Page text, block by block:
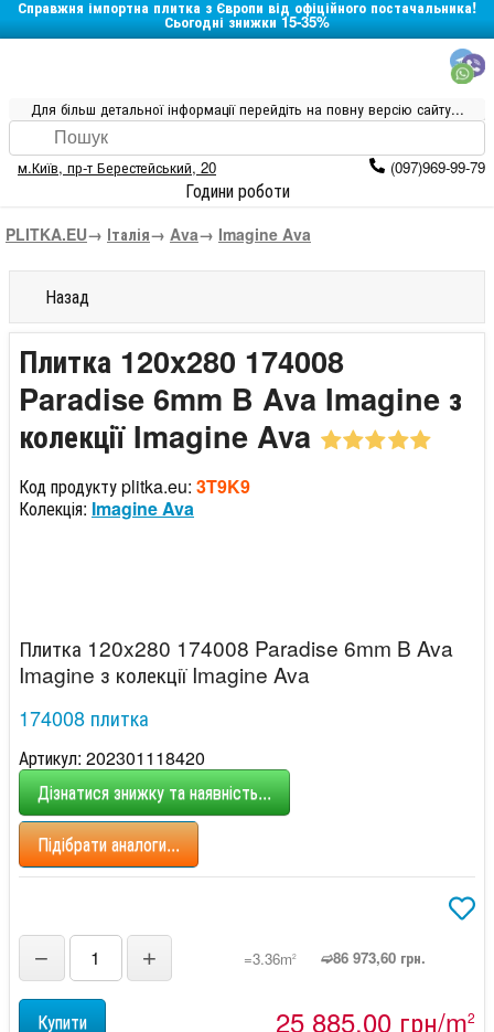
Справжня імпортна плитка з Європи від офіційного постачальника!
Сьогодні знижки 15-35%
Для більш детальної інформації перейдіть на повну версію сайту...
м.Київ, пр-т Берестейський, 20 (097)969-99-79
Години роботи
PLITKA.EU→ Італія→ Ava→ Imagine Ava
Назад
Плитка 120x280 174008
Paradise 6mm B Ava Imagine з
колекції Imagine Ava
Код продукту plitka.eu: 3T9K9
Колекція: Imagine Ava
Плитка 120x280 174008 Paradise 6mm B Ava
Imagine з колекції Imagine Ava
174008 плитка
Артикул: 202301118420
Дізнатися знижку та наявність...
Підібрати аналоги...
− + =3.36m2 ➫86 973,60 грн.
25 885,00 грн/m2